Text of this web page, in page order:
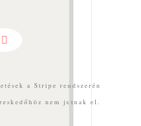
Messenger
a Stripe rendszerén
nem jutnak el.